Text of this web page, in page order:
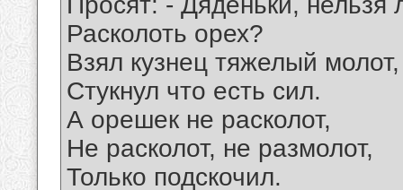
Расколоть орех?
Взял кузнец тяжелый молот,
Стукнул что есть сил.
А орешек не расколот,
Не расколот, не размолот,
Только подскочил.